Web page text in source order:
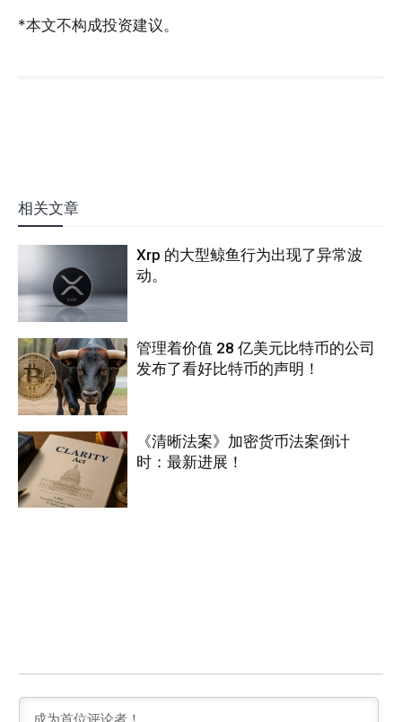
*本文不构成投资建议。
相关文章
Xrp 的大型鲸鱼行为出现了异常波
动。
管理着价值 28 亿美元比特币的公司
发布了看好比特币的声明！
《清晰法案》加密货币法案倒计
时：最新进展！